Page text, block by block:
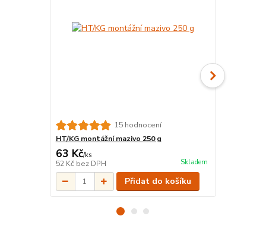
15 hodnocení
HT/KG montážní mazivo 250 g
63 Kč/ks
52 Kč bez DPH Skladem
Přidat do košíku